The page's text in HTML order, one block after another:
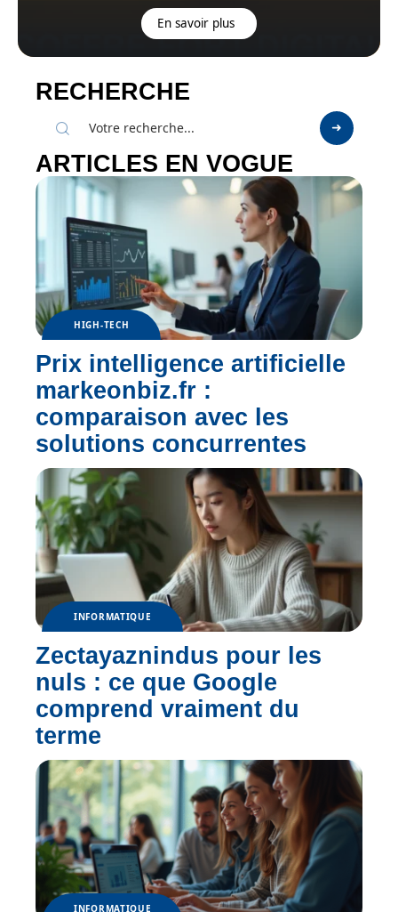
En savoir plus
RECHERCHE
ARTICLES EN VOGUE
HIGH-TECH
Prix intelligence artificielle
markeonbiz.fr :
comparaison avec les
solutions concurrentes
INFORMATIQUE
Zectayaznindus pour les
nuls : ce que Google
comprend vraiment du
terme
INFORMATIQUE